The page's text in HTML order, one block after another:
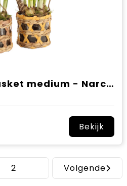
Easter wicker basket medium - Narcis
Bekijk
2 Volgende